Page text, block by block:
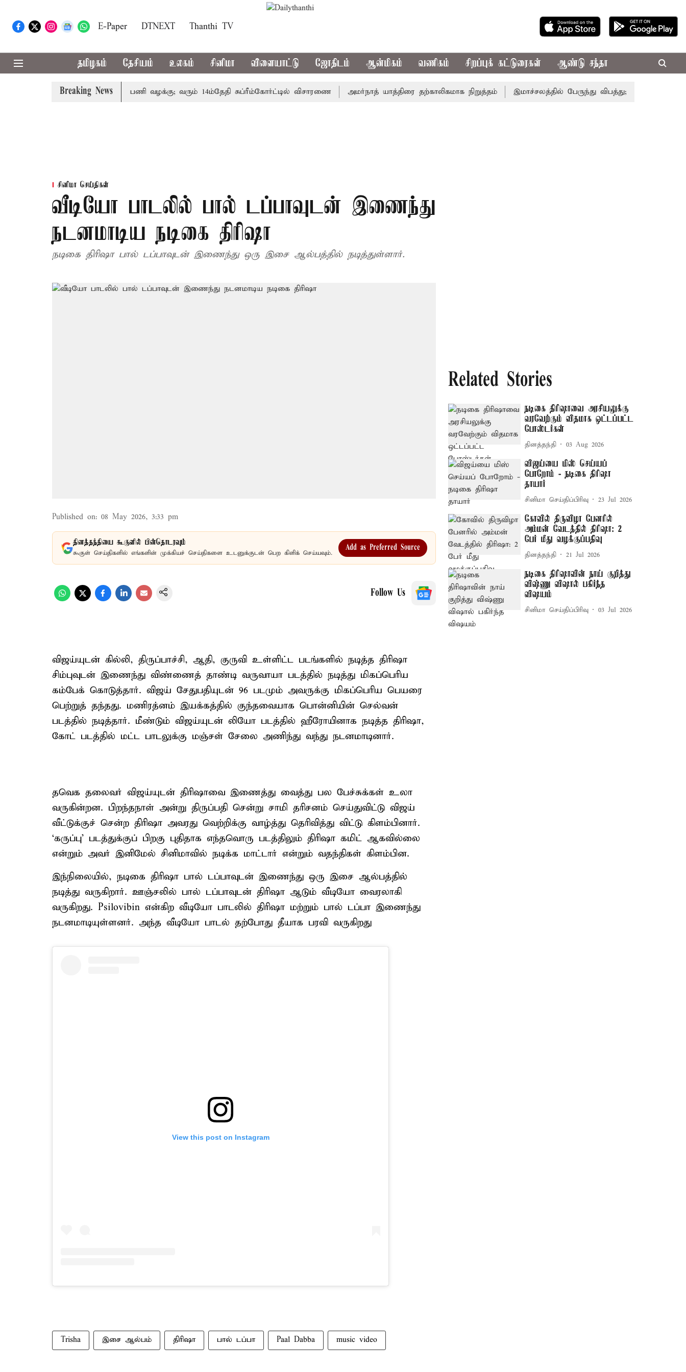
E-Paper DTNEXT Thanthi TV
தமிழகம் தேசியம் உலகம் சினிமா விளையாட்டு ஜோதிடம் ஆன்மிகம் வணிகம் சிறப்புக் கட்டுரைகள் ஆண்டு சந்தா
Breaking News
குடும்பத்தினருக்கு அரசுப்பணி வழக்கு; வரும் 14ம்தேதி சுப்ரீம்கோர்ட்டில் விசாரணை அமர்நாத் யாத்திரை தற்காலிகமாக நிறுத்தம் இமாச்சலத்தில் பேருந்து விபத்து; 7 பேர் பலி -
சினிமா செய்திகள்
வீடியோ பாடலில் பால் டப்பாவுடன் இணைந்து
நடனமாடிய நடிகை திரிஷா
நடிகை திரிஷா பால் டப்பாவுடன் இணைந்து ஒரு இசை ஆல்பத்தில் நடித்துள்ளார்.
Published on: 08 May 2026, 3:33 pm
தினத்தந்தியை கூகுளில் பின்தொடரவும்
கூகுள் செய்திகளில் எங்களின் முக்கியச் செய்திகளை உடனுக்குடன் பெற கிளிக் செய்யவும்.
Add as Preferred Source
Follow Us
விஜய்யுடன் கில்லி, திருப்பாச்சி, ஆதி, குருவி உள்ளிட்ட படங்களில் நடித்த திரிஷா
சிம்புவுடன் இணைந்து விண்ணைத் தாண்டி வருவாயா படத்தில் நடித்து மிகப்பெரிய
கம்பேக் கொடுத்தார். விஜய் சேதுபதியுடன் 96 படமும் அவருக்கு மிகப்பெரிய பெயரை
பெற்றுத் தந்தது. மணிரத்னம் இயக்கத்தில் குந்தவையாக பொன்னியின் செல்வன்
படத்தில் நடித்தார். மீண்டும் விஜய்யுடன் லியோ படத்தில் ஹீரோயினாக நடித்த திரிஷா,
கோட் படத்தில் மட்ட பாடலுக்கு மஞ்சள் சேலை அணிந்து வந்து நடனமாடினார்.
தவெக தலைவர் விஜய்யுடன் திரிஷாவை இணைத்து வைத்து பல பேச்சுக்கள் உலா
வருகின்றன. பிறந்தநாள் அன்று திருப்பதி சென்று சாமி தரிசனம் செய்துவிட்டு விஜய்
வீட்டுக்குச் சென்ற திரிஷா அவரது வெற்றிக்கு வாழ்த்து தெரிவித்து விட்டு கிளம்பினார்.
‘கருப்பு’ படத்துக்குப் பிறகு புதிதாக எந்தவொரு படத்திலும் திரிஷா கமிட் ஆகவில்லை
என்றும் அவர் இனிமேல் சினிமாவில் நடிக்க மாட்டார் என்றும் வதந்திகள் கிளம்பின.
இந்நிலையில், நடிகை திரிஷா பால் டப்பாவுடன் இணைந்து ஒரு இசை ஆல்பத்தில்
நடித்து வருகிறார். ஊஞ்சலில் பால் டப்பாவுடன் திரிஷா ஆடும் வீடியோ வைரலாகி
வருகிறது. Psilovibin என்கிற வீடியோ பாடலில் திரிஷா மற்றும் பால் டப்பா இணைந்து
நடனமாடியுள்ளனர். அந்த வீடியோ பாடல் தற்போது தீயாக பரவி வருகிறது
View this post on Instagram
Trisha இசை ஆல்பம் திரிஷா பால் டப்பா Paal Dabba music video
Related Stories
நடிகை திரிஷாவை அரசியலுக்கு
வரவேற்கும் விதமாக ஒட்டப்பட்ட
போஸ்டர்கள்
தினத்தந்தி 03 Aug 2026
விஜய்யை மிஸ் செய்யப்
போறோம் - நடிகை திரிஷா
தாயார்
சினிமா செய்திப்பிரிவு 23 Jul 2026
கோவில் திருவிழா பேனரில்
அம்மன் வேடத்தில் திரிஷா: 2
பேர் மீது வழக்குப்பதிவு
தினத்தந்தி 21 Jul 2026
நடிகை திரிஷாவின் நாய் குறித்து
விஷ்ணு விஷால் பகிர்ந்த
விஷயம்
சினிமா செய்திப்பிரிவு 03 Jul 2026